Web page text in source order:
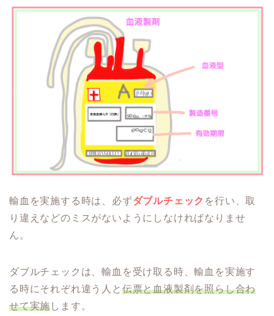
輸血を実施する時は、必ずダブルチェック を行い、取
り違えなどのミスがないようにしなければなりませ
ん。
ダブルチェックは、輸血を受け取る時、輸血を実施す
る時にそれぞれ違う人と 伝票と血液製剤を照らし合わ
せて実施します。